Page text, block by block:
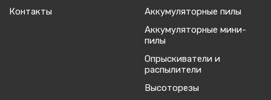
Контакты
Аккумуляторные пилы
Аккумуляторные мини-
пилы
Опрыскиватели и
распылители
Высоторезы